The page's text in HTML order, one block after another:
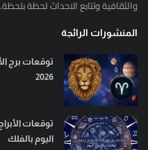
والثقافية وتتابع الاحداث لحظة بلحظة.
المنشورات الرائجة
2026
اليوم بالفلك